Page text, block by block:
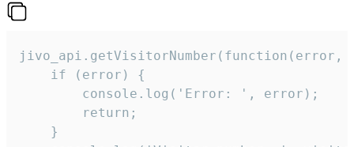
jivo_api.getVisitorNumber(function(error,
    if (error) {
        console.log('Error: ', error);
        return;
    }